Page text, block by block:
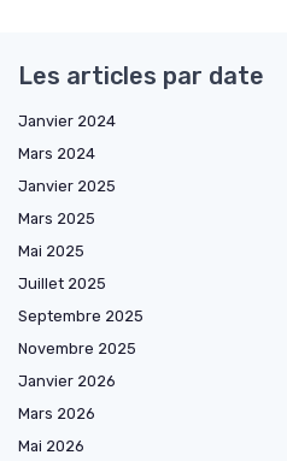
Les articles par date
Janvier 2024
Mars 2024
Janvier 2025
Mars 2025
Mai 2025
Juillet 2025
Septembre 2025
Novembre 2025
Janvier 2026
Mars 2026
Mai 2026